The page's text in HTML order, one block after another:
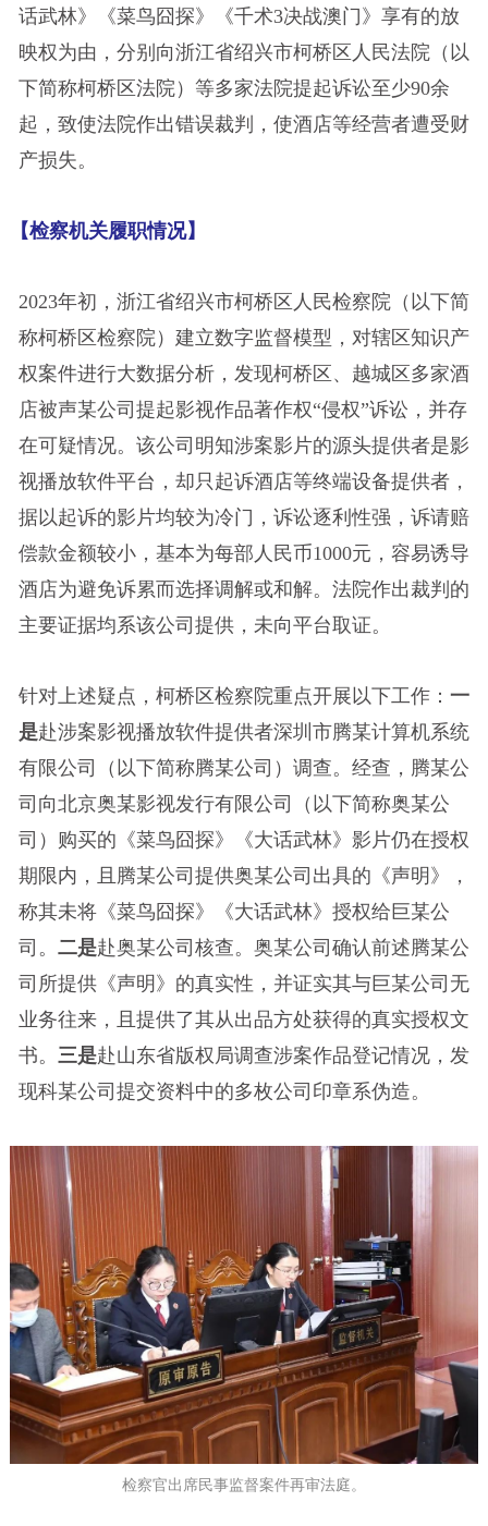
话武林》《菜鸟囧探》《千术3决战澳门》享有的放
映权为由，分别向浙江省绍兴市柯桥区人民法院（以
下简称柯桥区法院）等多家法院提起诉讼至少90余
起，致使法院作出错误裁判，使酒店等经营者遭受财
产损失。
【检察机关履职情况】
2023年初，浙江省绍兴市柯桥区人民检察院（以下简
称柯桥区检察院）建立数字监督模型，对辖区知识产
权案件进行大数据分析，发现柯桥区、越城区多家酒
店被声某公司提起影视作品著作权“侵权”诉讼，并存
在可疑情况。该公司明知涉案影片的源头提供者是影
视播放软件平台，却只起诉酒店等终端设备提供者，
据以起诉的影片均较为冷门，诉讼逐利性强，诉请赔
偿款金额较小，基本为每部人民币1000元，容易诱导
酒店为避免诉累而选择调解或和解。法院作出裁判的
主要证据均系该公司提供，未向平台取证。
针对上述疑点，柯桥区检察院重点开展以下工作： 一
是赴涉案影视播放软件提供者深圳市腾某计算机系统
有限公司（以下简称腾某公司）调查。经查，腾某公
司向北京奥某影视发行有限公司（以下简称奥某公
司）购买的《菜鸟囧探》《大话武林》影片仍在授权
期限内，且腾某公司提供奥某公司出具的《声明》，
称其未将《菜鸟囧探》《大话武林》授权给巨某公
司。 二是赴奥某公司核查。奥某公司确认前述腾某公
司所提供《声明》的真实性，并证实其与巨某公司无
业务往来，且提供了其从出品方处获得的真实授权文
书。 三是赴山东省版权局调查涉案作品登记情况，发
现科某公司提交资料中的多枚公司印章系伪造。
检察官出席民事监督案件再审法庭。